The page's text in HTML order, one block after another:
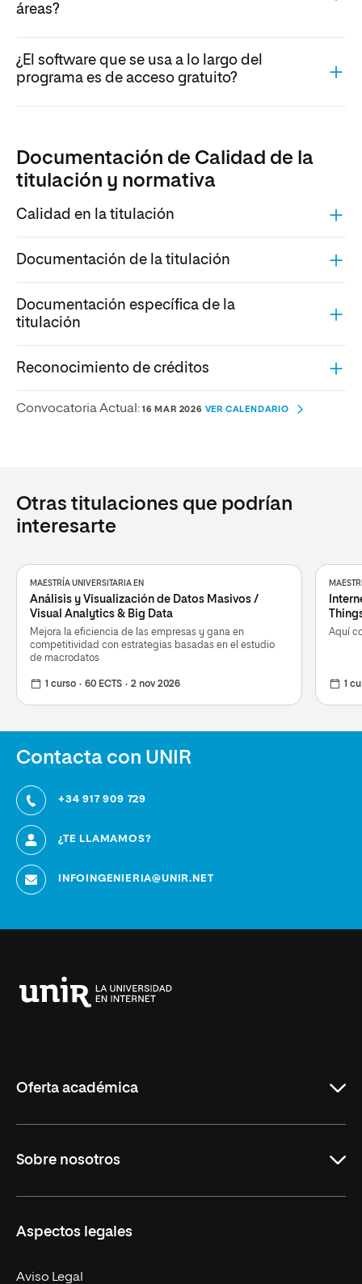
áreas?
¿El software que se usa a lo largo del
programa es de acceso gratuito?
Documentación de Calidad de la
titulación y normativa
Calidad en la titulación
Documentación de la titulación
Documentación específica de la
titulación
Reconocimiento de créditos
Convocatoria Actual: 16 MAR 2026 VER CALENDARIO
Otras titulaciones que podrían
interesarte
MAESTRÍA UNIVERSITARIA EN
Análisis y Visualización de Datos Masivos /
Visual Analytics & Big Data
Mejora la eficiencia de las empresas y gana en
competitividad con estrategias basadas en el estudio
de macrodatos
1 curso 60 ECTS 2 nov 2026
Aquí
1
Contacta con UNIR
+34 917 909 729
¿TE LLAMAMOS?
INFOINGENIERIA@UNIR.NET
Oferta académica
Derecho
Empresa
MBA
Sobre nosotros
Nuestro Equipo
Contacto
Aspectos legales
Aviso Legal